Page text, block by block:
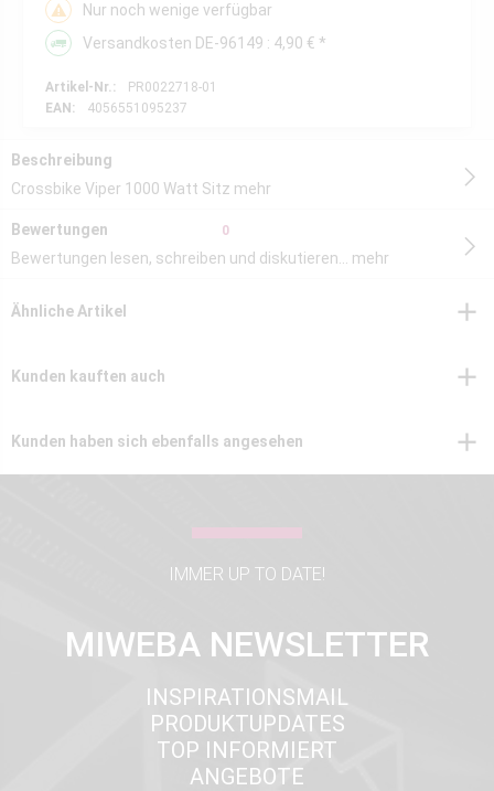
Nur noch wenige verfügbar
Versandkosten DE-96149 : 4,90 € *
Artikel-Nr.:
PR0022718-01
EAN:
4056551095237
Beschreibung
Crossbike Viper 1000 Watt Sitz mehr
Bewertungen 0
Bewertungen lesen, schreiben und diskutieren... mehr
Ähnliche Artikel
Kunden kauften auch
Kunden haben sich ebenfalls angesehen
IMMER UP TO DATE!
MIWEBA NEWSLETTER
INSPIRATIONSMAIL
PRODUKTUPDATES
TOP INFORMIERT
ANGEBOTE